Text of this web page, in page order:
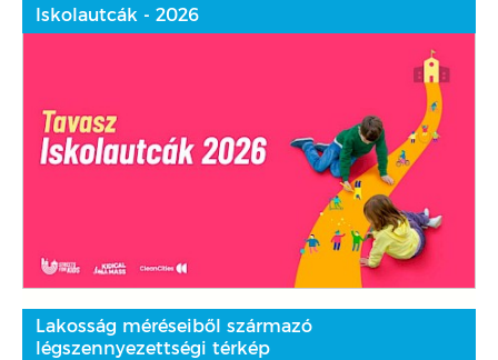
Iskolautcák - 2026
Lakosság méréseiből származó
légszennyezettségi térkép